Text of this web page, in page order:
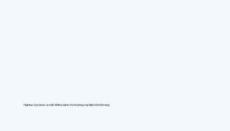
Hightec Systems ra mắt AIfitte dành cho thương mại điện tử thời trang